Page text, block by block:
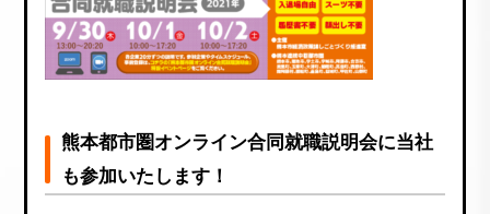
熊本都市圏オンライン合同就職説明会に当社
も参加いたします！